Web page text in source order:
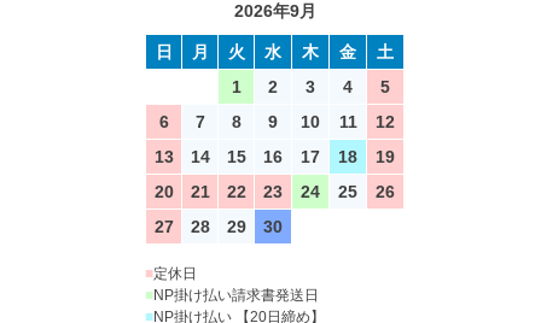
2026年9月
日 月 火 水 木 金
土
1
2 3 4
5
6
7 8 9 10 11
12
13
14 15 16 17 18
19
20
21 22 23 24 25
26
27
28 29 30
■定休日
■NP掛け払い請求書発送日
■NP掛け払い 【20日締め】